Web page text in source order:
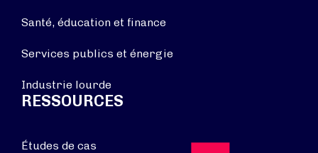
Santé, éducation et finance
Services publics et énergie
Industrie lourde
RESSOURCES
Études de cas